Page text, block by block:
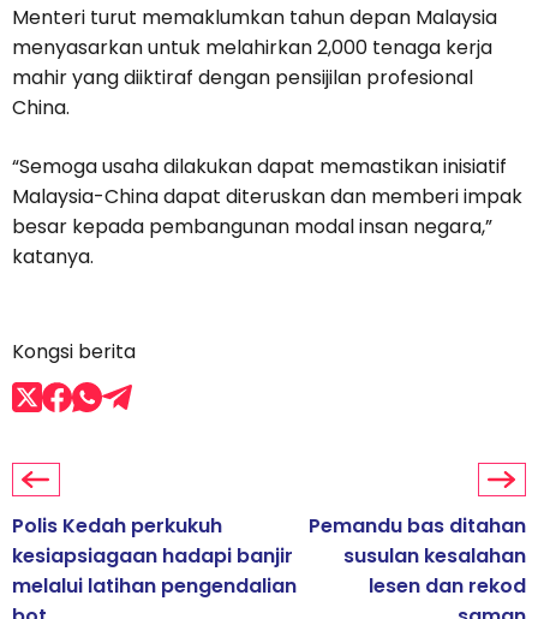
Menteri turut memaklumkan tahun depan Malaysia
menyasarkan untuk melahirkan 2,000 tenaga kerja
mahir yang diiktiraf dengan pensijilan profesional
China.
“Semoga usaha dilakukan dapat memastikan inisiatif
Malaysia-China dapat diteruskan dan memberi impak
besar kepada pembangunan modal insan negara,”
katanya.
Kongsi berita
Polis Kedah perkukuh
kesiapsiagaan hadapi banjir
melalui latihan pengendalian
Pemandu bas ditahan
susulan kesalahan
lesen dan rekod